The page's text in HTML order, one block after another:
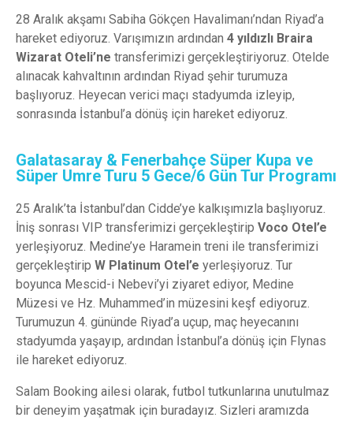
28 Aralık akşamı Sabiha Gökçen Havalimanı’ndan Riyad’a
hareket ediyoruz. Varışımızın ardından 4 yıldızlı Braira
Wizarat Oteli’ne transferimizi gerçekleştiriyoruz. Otelde
alınacak kahvaltının ardından Riyad şehir turumuza
başlıyoruz. Heyecan verici maçı stadyumda izleyip,
sonrasında İstanbul’a dönüş için hareket ediyoruz.
Galatasaray & Fenerbahçe Süper Kupa ve
Süper Umre Turu 5 Gece/6 Gün Tur Programı
25 Aralık’ta İstanbul’dan Cidde’ye kalkışımızla başlıyoruz.
İniş sonrası VIP transferimizi gerçekleştirip Voco Otel’e
yerleşiyoruz. Medine’ye Haramein treni ile transferimizi
gerçekleştirip W Platinum Otel’e yerleşiyoruz. Tur
boyunca Mescid-i Nebevi’yi ziyaret ediyor, Medine
Müzesi ve Hz. Muhammed’in müzesini keşf ediyoruz.
Turumuzun 4. gününde Riyad’a uçup, maç heyecanını
stadyumda yaşayıp, ardından İstanbul’a dönüş için Flynas
ile hareket ediyoruz.
Salam Booking ailesi olarak, futbol tutkunlarına unutulmaz
bir deneyim yaşatmak için buradayız. Sizleri aramızda